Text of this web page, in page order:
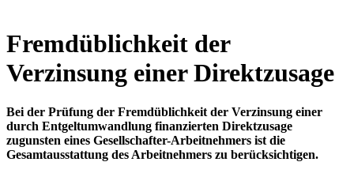
Fremdüblichkeit der
Verzinsung einer Direktzusage
Bei der Prüfung der Fremdüblichkeit der Verzinsung einer
durch Entgeltumwandlung finanzierten Direktzusage
zugunsten eines Gesellschafter-Arbeitnehmers ist die
Gesamtausstattung des Arbeitnehmers zu berücksichtigen.